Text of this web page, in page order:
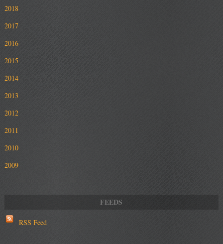
2018
2017
2016
2015
2014
2013
2012
2011
2010
2009
RSS Feed